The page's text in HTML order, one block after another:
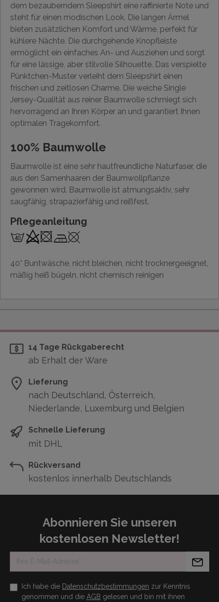
dem bezauberndem Sleepshirt eine raffinierte Note und
steht für einen modischen Look. Die langen Ärmel
bieten zusätzlichen Komfort und Wärme, perfekt für
kühlere Nächte. Die durchgehende Knopfleiste
ermöglicht ein einfaches An- und Ausziehen und sorgt
für eine lässige, aber stilvolle Silhouette. Das verspielte
Pünktchen-Muster verleiht dem Sleepshirt einen
frischen und zeitlosen Charme. Die weiche Single
Jersey-Qualität aus reiner Baumwolle schmiegt sich
hervorragend an Ihren Körper an und garantiert Ihnen
optimalen Tragekomfort.
100% Baumwolle
Baumwolle ist eine sehr hautfreundliche Naturfaser, die
aus den Samenhaaren der Baumwollpflanze
gewonnen wird. Baumwolle ist atmungsaktiv, sehr
saugfähig, strapazierfähig und reißfest.
Pflegeanleitung
40° Buntwäsche, nicht bleichen, nicht trocknergeeignet,
mäßig heiß bügeln, nicht chemisch reinigen
14 Tage Rückgaberecht
ab Erhalt der Ware
Lieferung
nach Deutschland, Österreich,
Niederlande, Luxemburg und Belgien
Schnelle Lieferung
mit DHL
Rückversand
kostenlos innerhalb Deutschlands
Abonnieren Sie unseren
kostenlosen Newsletter!
Ich habe die Datenschutzbestimmungen zur Kenntnis
genommen und die AGB gelesen und bin mit ihnen